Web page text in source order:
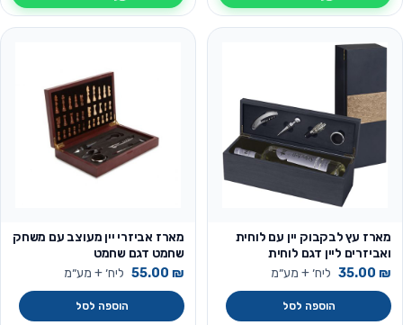
מארז עץ לבקבוק יין עם לוחית
ואביזרים ליין דגם לוחית
35.00 ₪ ליח׳ + מע״מ
הוספה לסל
מארז אביזרי יין מעוצב עם משחק
שחמט דגם שחמט
55.00 ₪ ליח׳ + מע״מ
הוספה לסל